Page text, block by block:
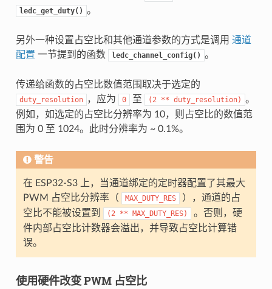
ledc_get_duty() 。
另外一种设置占空比和其他通道参数的方式是调用 通道
配置 一节提到的函数 ledc_channel_config() 。
传递给函数的占空比数值范围取决于选定的
duty_resolution ，应为 0 至 (2 ** duty_resolution) 。
例如，如选定的占空比分辨率为 10，则占空比的数值范
围为 0 至 1024。此时分辨率为 ~ 0.1%。
警告
在 ESP32-S3 上，当通道绑定的定时器配置了其最大
PWM 占空比分辨率（
MAX_DUTY_RES
），通道的占
空比不能被设置到
(2 ** MAX_DUTY_RES)
。否则，硬
件内部占空比计数器会溢出，并导致占空比计算错
误。
使用硬件改变 PWM 占空比